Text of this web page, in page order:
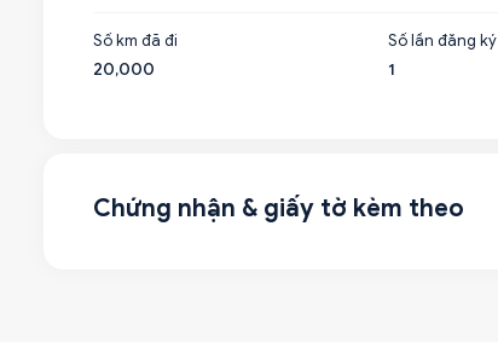
Số km đã đi
20,000
Số lần đăng ký
1
Chứng nhận & giấy tờ kèm theo